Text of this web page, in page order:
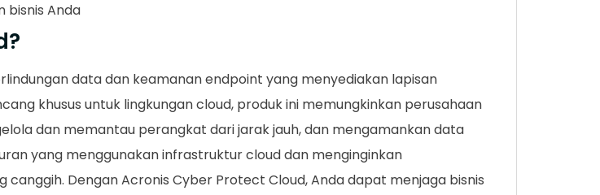
bisnis Anda
data dan keamanan endpoint yang menyediakan lapisan
khusus untuk lingkungan cloud, produk ini memungkinkan perusahaan
dan memantau perangkat dari jarak jauh, dan mengamankan data
yang menggunakan infrastruktur cloud dan menginginkan
Dengan Acronis Cyber Protect Cloud, Anda dapat menjaga bisnis